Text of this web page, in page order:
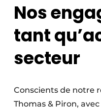
Nos
tant
secteur
Conscients de notre
Thomas & Piron,